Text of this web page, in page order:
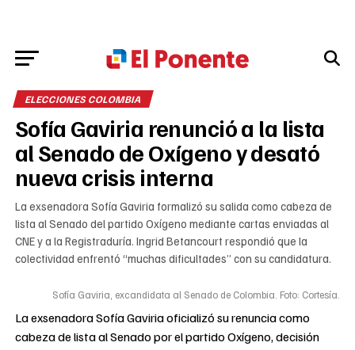
ELECCIONES COLOMBIA
Sofía Gaviria renunció a la lista
al Senado de Oxígeno y desató
nueva crisis interna
La exsenadora Sofía Gaviria formalizó su salida como cabeza de
lista al Senado del partido Oxígeno mediante cartas enviadas al
CNE y a la Registraduría. Ingrid Betancourt respondió que la
colectividad enfrentó “muchas dificultades” con su candidatura.
Sofía Gaviria, excandidata al Senado de Colombia. Foto: Cortesía.
La exsenadora Sofía Gaviria oficializó su renuncia como
cabeza de lista al Senado por el partido Oxígeno, decisión